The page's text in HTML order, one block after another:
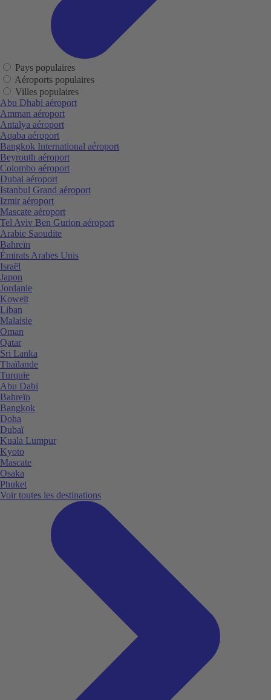
Pays populaires
Aéroports populaires
Villes populaires
Abu Dhabi aéroport
Amman aéroport
Antalya aéroport
Aqaba aéroport
Bangkok International aéroport
Beyrouth aéroport
Colombo aéroport
Dubai aéroport
Istanbul Grand aéroport
Izmir aéroport
Mascate aéroport
Tel Aviv Ben Gurion aéroport
Arabie Saoudite
Bahreïn
Émirats Arabes Unis
Israël
Japon
Jordanie
Koweït
Liban
Malaisie
Oman
Qatar
Sri Lanka
Thaïlande
Turquie
Abu Dabi
Bahreïn
Bangkok
Doha
Dubaï
Kuala Lumpur
Kyoto
Mascate
Osaka
Phuket
Voir toutes les destinations